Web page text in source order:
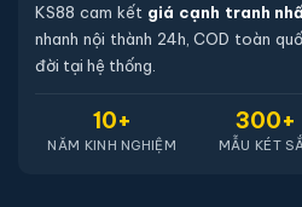
KS88 cam kết giá cạnh tranh
nhanh nội thành 24h, COD toàn
đời tại hệ thống.
10+
NĂM KINH NGHIỆM
300+
MẪU KÉT